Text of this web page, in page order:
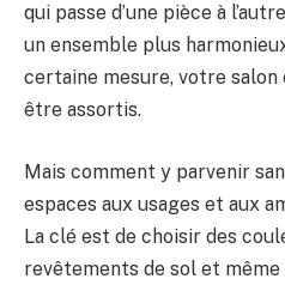
qui passe d’une pièce à
un ensemble plus
certaine mesure, votre
être assortis.
Mais comment y parvenir
espaces aux usages et aux
La clé est de choisir des
revêtements de sol et